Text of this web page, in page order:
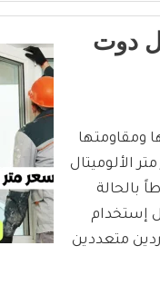
دوت
ومقاومتها
الألوميتال
بالحالة
إستخدام
متعددين